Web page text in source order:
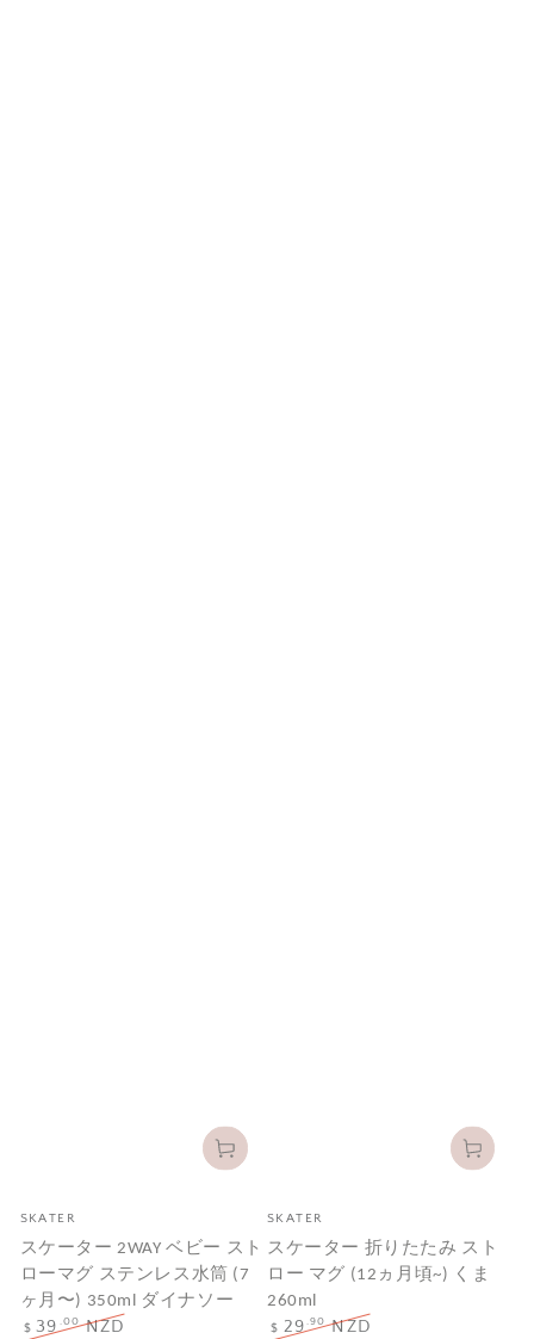
メ
SKATER
スケーター 2WAY ベビー スト
ローマグ ステンレス水筒 (7
ヶ月〜) 350ml ダイナソー
$ 39.00NZD
メ
SKATER
スケーター 折りたたみ スト
ロー マグ (12ヵ月頃~) くま
260ml
$ 29.90NZD